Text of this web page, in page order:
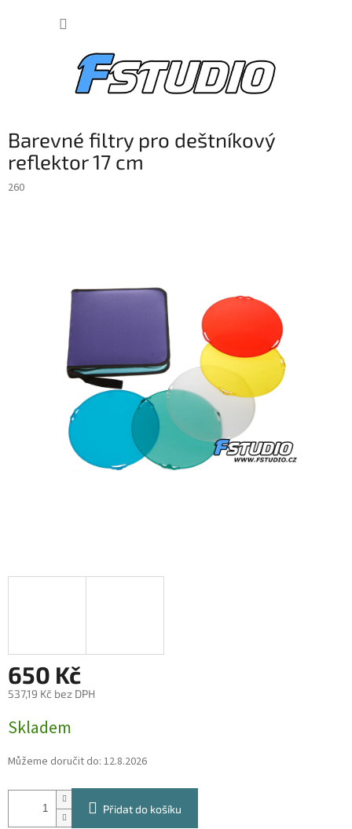
Barevné filtry pro deštníkový
reflektor 17 cm
260
650 Kč
537,19 Kč bez DPH
cena:
Skladem
Můžeme doručit do: 12.8.2026
Přidat do košíku